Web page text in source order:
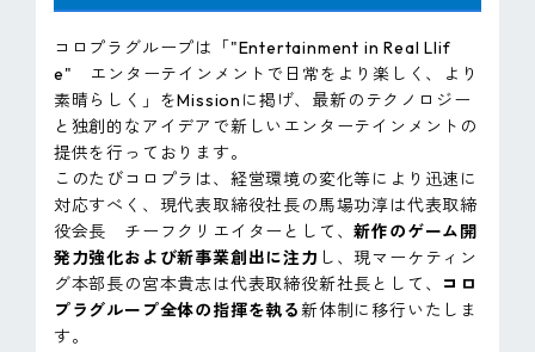
コロプラグループは「"Entertainment in Real Llif
e" エンターテインメントで日常をより楽しく、より
素晴らしく」をMissionに掲げ、最新のテクノロジー
と独創的なアイデアで新しいエンターテインメントの
提供を行っております。
このたびコロプラは、経営環境の変化等により迅速に
対応すべく、現代表取締役社長の馬場功淳は代表取締
役会長 チーフクリエイターとして、新作のゲーム開
発力強化および新事業創出に注力 し、現マーケティン
グ本部長の宮本貴志は代表取締役新社長として、 コロ
プラグループ全体の指揮を執る新体制に移行いたしま
す。